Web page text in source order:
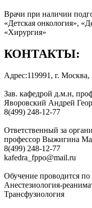
Врачи при наличии
«Детская онкология»,
«Хирургия»
КОНТАКТЫ:
Адрес:119991, г.
Зав. кафедрой д.м.н,
Яворовский Андрей
8(499) 248-12-77
Ответственный за
профессор Выжигина
8(499) 248-12-77
kafedra_fppo@mail.ru
Обучение проводится по
Анестезиология-
Трансфузиология